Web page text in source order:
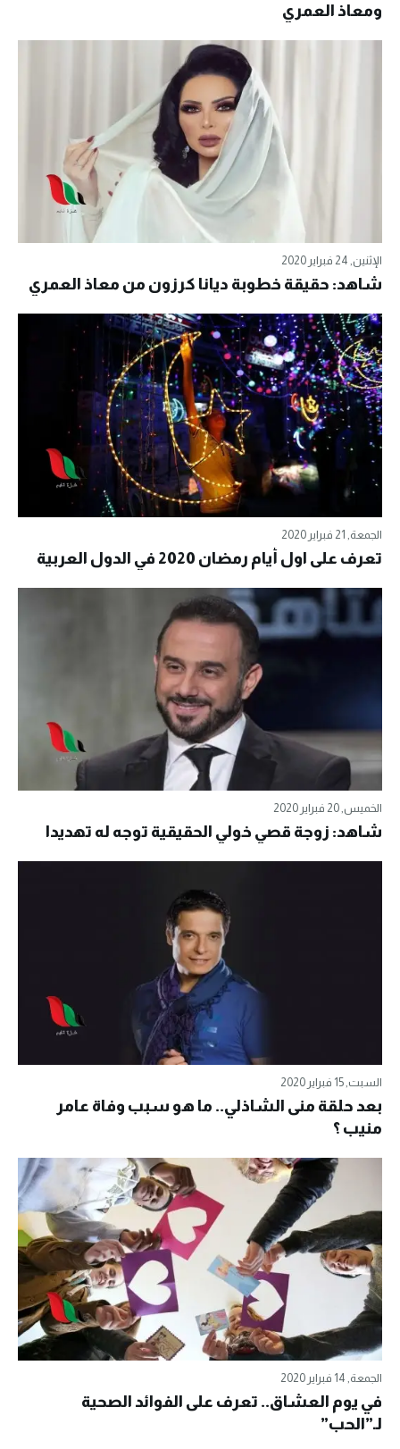
ومعاذ العمري
الإثنين, 24 فبراير 2020
شاهد: حقيقة خطوبة ديانا كرزون من معاذ العمري
الجمعة, 21 فبراير 2020
تعرف على اول أيام رمضان 2020 في الدول العربية
الخميس, 20 فبراير 2020
شاهد: زوجة قصي خولي الحقيقية توجه له تهديدا
السبت, 15 فبراير 2020
بعد حلقة منى الشاذلي.. ما هو سبب وفاة عامر
منيب ؟
الجمعة, 14 فبراير 2020
في يوم العشاق.. تعرف على الفوائد الصحية
لـ”الحب”